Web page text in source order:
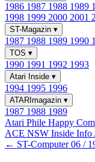
1986 1987 1988 1989
1998 1999 2000 2001
ST-Magazin ▾
1987 1988 1989 1990
TOS ▾
1990 1991 1992 1993
Atari Inside ▾
1994 1995 1996
ATARImagazin ▾
1987 1988 1989
Atari Phile Happy
ACE NSW Inside Info
← ST-Computer 06 /